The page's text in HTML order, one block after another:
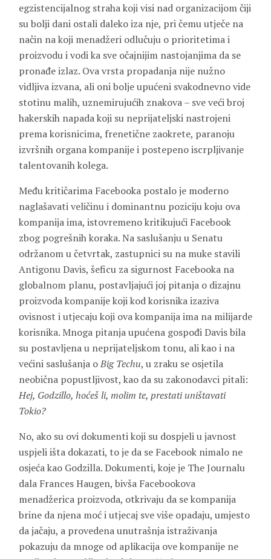
egzistencijalnog straha koji visi nad organizacijom čiji
su bolji dani ostali daleko iza nje, pri čemu utječe na
način na koji menadžeri odlučuju o prioritetima i
proizvodu i vodi ka sve očajnijim nastojanjima da se
pronađe izlaz. Ova vrsta propadanja nije nužno
vidljiva izvana, ali oni bolje upućeni svakodnevno vide
stotinu malih, uznemirujućih znakova – sve veći broj
hakerskih napada koji su neprijateljski nastrojeni
prema korisnicima, frenetične zaokrete, paranoju
izvršnih organa kompanije i postepeno iscrpljivanje
talentovanih kolega.
Među kritičarima Facebooka postalo je moderno
naglašavati veličinu i dominantnu poziciju koju ova
kompanija ima, istovremeno kritikujući Facebook
zbog pogrešnih koraka. Na saslušanju u Senatu
održanom u četvrtak, zastupnici su na muke stavili
Antigonu Davis, šeficu za sigurnost Facebooka na
globalnom planu, postavljajući joj pitanja o dizajnu
proizvoda kompanije koji kod korisnika izaziva
ovisnost i utjecaju koji ova kompanija ima na milijarde
korisnika. Mnoga pitanja upućena gospođi Davis bila
su postavljena u neprijateljskom tonu, ali kao i na
većini saslušanja oBig Techu, u zraku se osjetila
neobična popustljivost, kao da su zakonodavci pitali:
Hej, Godzillo, hoćeš li, molim te, prestati uništavati
Tokio?
No, ako su ovi dokumenti koji su dospjeli u javnost
uspjeli išta dokazati, to je da se Facebook nimalo ne
osjeća kao Godzilla. Dokumenti, koje je The Journalu
dala Frances Haugen, bivša Facebookova
menadžerica proizvoda, otkrivaju da se kompanija
brine da njena moć i utjecaj sve više opadaju, umjesto
da jačaju, a provedena unutrašnja istraživanja
pokazuju da mnoge od aplikacija ove kompanije ne